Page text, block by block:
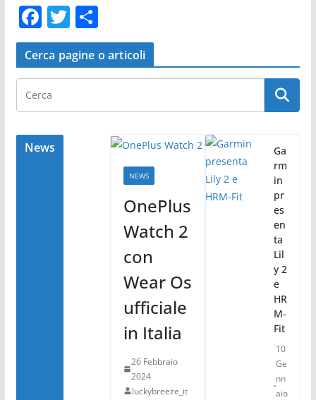
F
a
c
e
b
o
o
T
w
itt
er
C
o
n
di
vi
di
Cerca pagine o articoli
News
NEWS
OnePlus
Watch 2
con
Wear Os
ufficiale
in Italia
26 Febbraio
2024
luckybreeze_it
Ga
rm
in
pr
es
en
ta
Lil
y 2
e
HR
M-
Fit
10
Ge
nn
aio